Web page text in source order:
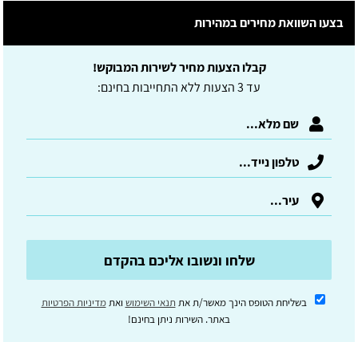
בצעו השוואת מחירים במהירות
קבלו הצעות מחיר לשירות המבוקש!
עד 3 הצעות ללא התחייבות בחינם:
שלחו ונשובו אליכם בהקדם
בשליחת הטופס הינך מאשר/ת את תנאי השימוש ואתמדיניות הפרטיות
באתר. השירות ניתן בחינם!